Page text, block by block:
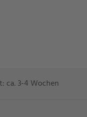
ca. 3-4 Wochen